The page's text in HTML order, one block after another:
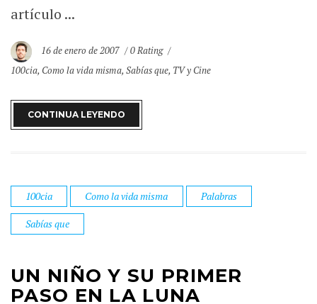
artículo ...
16 de enero de 2007
0 Rating
100cia, Como la vida misma,Sabías que, TV y Cine
CONTINUA LEYENDO
100cia Como la vida misma Palabras
Sabías que
UN NIÑO Y SU PRIMER
PASO EN LA LUNA